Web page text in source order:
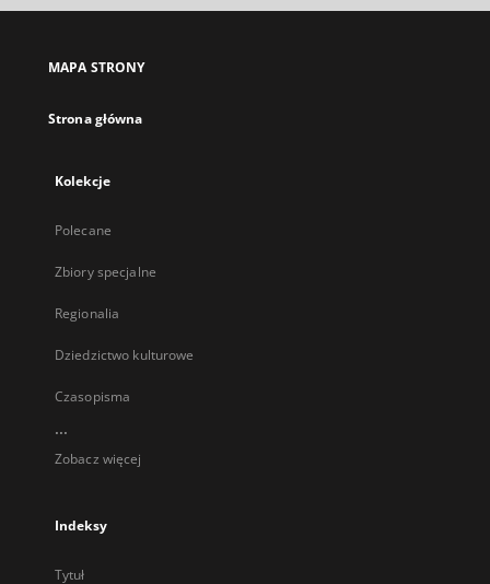
MAPA STRONY
Strona główna
Kolekcje
Polecane
Zbiory specjalne
Regionalia
Dziedzictwo kulturowe
Czasopisma
...
Zobacz więcej
Indeksy
Tytuł